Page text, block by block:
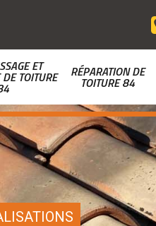
ET
DE TOITURE RÉPARATION DE
TOITURE 84